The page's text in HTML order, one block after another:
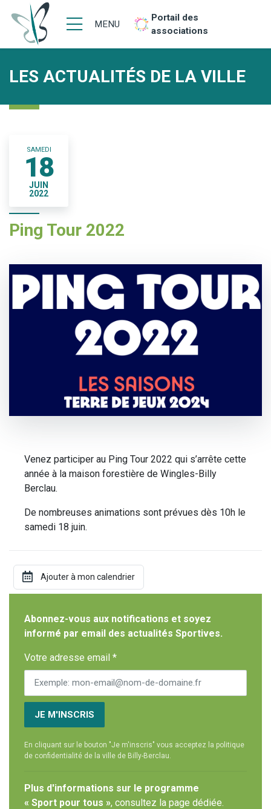
MENU
Portail des
associations
LES ACTUALITÉS DE LA VILLE
SAMEDI
18
JUIN
2022
Ping Tour 2022
Venez participer au Ping Tour 2022 qui s’arrête cette
année à la maison forestière de Wingles-Billy
Berclau.
De nombreuses animations sont prévues dès 10h le
samedi 18 juin.
Abonnez-vous aux notifications et soyez
informé par email des actualités Sportives.
Votre adresse email *
JE M'INSCRIS
En cliquant sur le bouton "Je m'inscris" vous acceptez la politique
de confidentialité de la ville de Billy-Berclau.
Plus d'informations sur le programme
« Sport pour tous », consultez la page dédiée.